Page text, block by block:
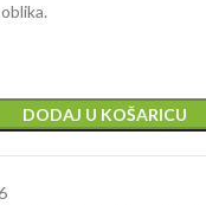
DODAJ U KOŠARICU